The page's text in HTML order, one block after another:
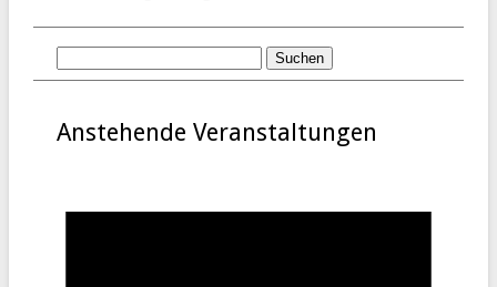
Anstehende Veranstaltungen